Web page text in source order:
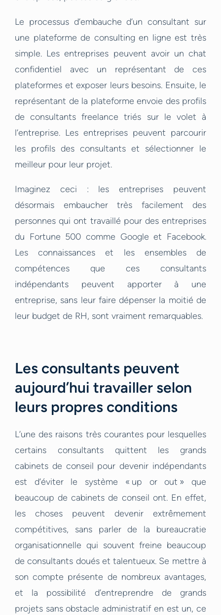
Le processus d’embauche d’un consultant sur
une plateforme de consulting en ligne est très
simple. Les entreprises peuvent avoir un chat
confidentiel avec un représentant de ces
plateformes et exposer leurs besoins. Ensuite, le
représentant de la plateforme envoie des profils
de consultants freelance triés sur le volet à
l’entreprise. Les entreprises peuvent parcourir
les profils des consultants et sélectionner le
meilleur pour leur projet.
Imaginez ceci : les entreprises peuvent
désormais embaucher très facilement des
personnes qui ont travaillé pour des entreprises
du Fortune 500 comme Google et Facebook.
Les connaissances et les ensembles de
compétences que ces consultants
indépendants peuvent apporter à une
entreprise, sans leur faire dépenser la moitié de
leur budget de RH, sont vraiment remarquables.
Les consultants peuvent
aujourd’hui travailler selon
leurs propres conditions
L’une des raisons très courantes pour lesquelles
certains consultants quittent les grands
cabinets de conseil pour devenir indépendants
est d’éviter le système « up or out » que
beaucoup de cabinets de conseil ont. En effet,
les choses peuvent devenir extrêmement
compétitives, sans parler de la bureaucratie
organisationnelle qui souvent freine beaucoup
de consultants doués et talentueux. Se mettre à
son compte présente de nombreux avantages,
et la possibilité d’entreprendre de grands
projets sans obstacle administratif en est un, ce